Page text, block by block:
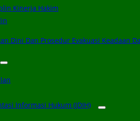
Kinerja Hakim
Dini Dan Prosedur Evakuasi Keadaan
Informasi Hukum (JDIH)